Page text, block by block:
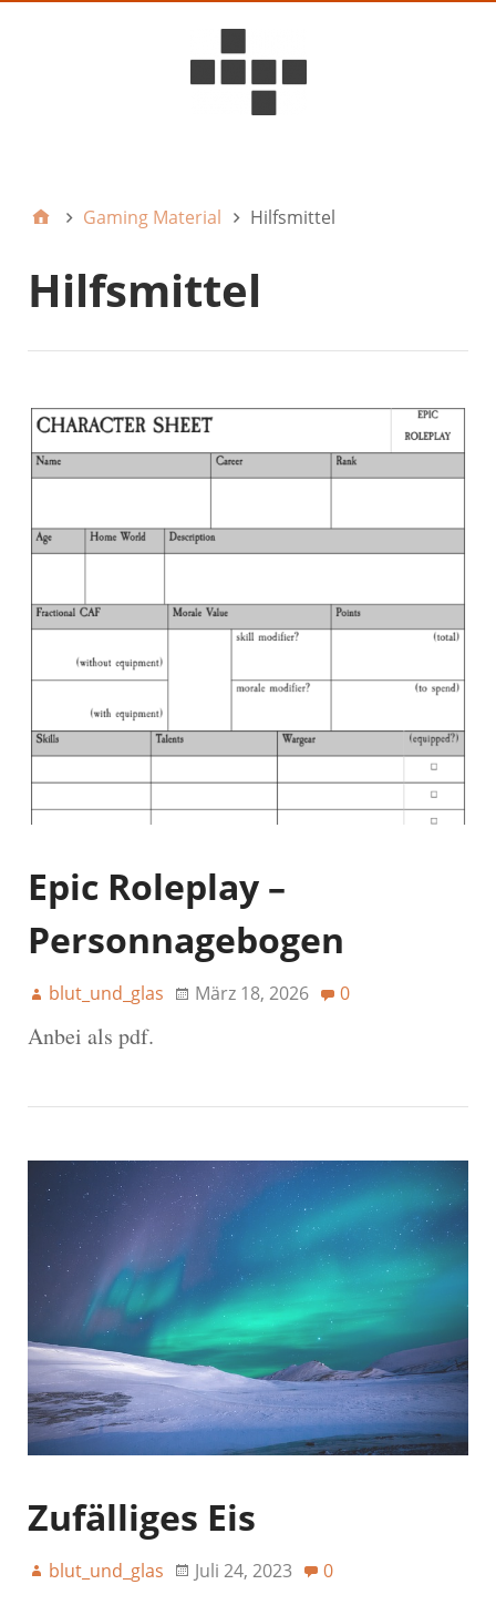
Gaming Material Hilfsmittel
Hilfsmittel
Epic Roleplay –
Personnagebogen
blut_und_glas März 18, 2026 0
Anbei als pdf.
Zufälliges Eis
blut_und_glas Juli 24, 2023 0